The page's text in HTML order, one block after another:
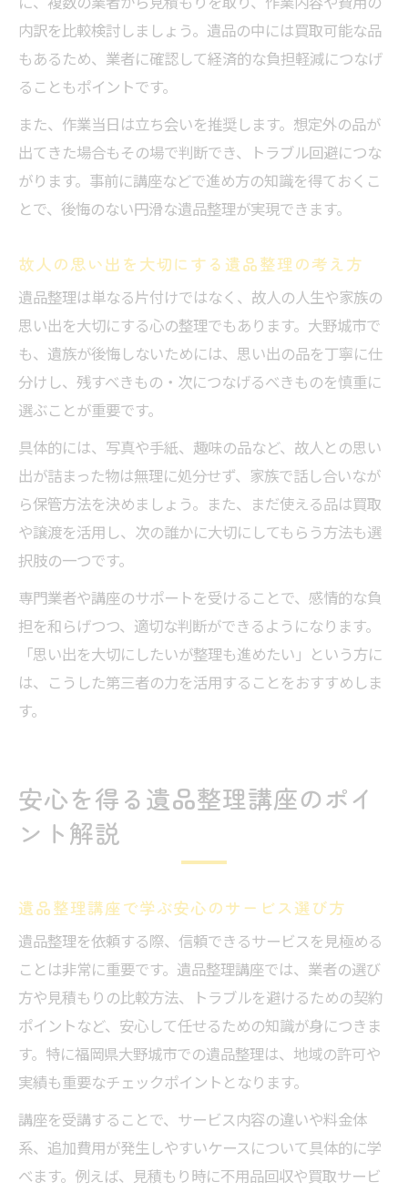
内訳を比較検討しましょう。遺品の中には買取可能な品
もあるため、業者に確認して経済的な負担軽減につなげ
ることもポイントです。
また、作業当日は立ち会いを推奨します。想定外の品が
出てきた場合もその場で判断でき、トラブル回避につな
がります。事前に講座などで進め方の知識を得ておくこ
とで、後悔のない円滑な遺品整理が実現できます。
故人の思い出を大切にする遺品整理の考え方
遺品整理は単なる片付けではなく、故人の人生や家族の
思い出を大切にする心の整理でもあります。大野城市で
も、遺族が後悔しないためには、思い出の品を丁寧に仕
分けし、残すべきもの・次につなげるべきものを慎重に
選ぶことが重要です。
具体的には、写真や手紙、趣味の品など、故人との思い
出が詰まった物は無理に処分せず、家族で話し合いなが
ら保管方法を決めましょう。また、まだ使える品は買取
や譲渡を活用し、次の誰かに大切にしてもらう方法も選
択肢の一つです。
専門業者や講座のサポートを受けることで、感情的な負
担を和らげつつ、適切な判断ができるようになります。
「思い出を大切にしたいが整理も進めたい」という方に
は、こうした第三者の力を活用することをおすすめしま
す。
安心を得る遺品整理講座のポイ
ント解説
遺品整理講座で学ぶ安心のサービス選び方
遺品整理を依頼する際、信頼できるサービスを見極める
ことは非常に重要です。遺品整理講座では、業者の選び
方や見積もりの比較方法、トラブルを避けるための契約
ポイントなど、安心して任せるための知識が身につきま
す。特に福岡県大野城市での遺品整理は、地域の許可や
実績も重要なチェックポイントとなります。
講座を受講することで、サービス内容の違いや料金体
系、追加費用が発生しやすいケースについて具体的に学
べます。例えば、見積もり時に不用品回収や買取サービ